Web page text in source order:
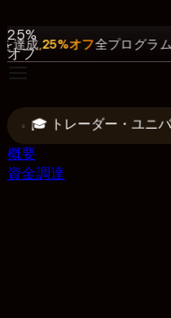
25%
オフ
ラム
対
象。
コー
,25%オフ全プログラム対
🎓 トレーダー・ユニ
概要
資金調達